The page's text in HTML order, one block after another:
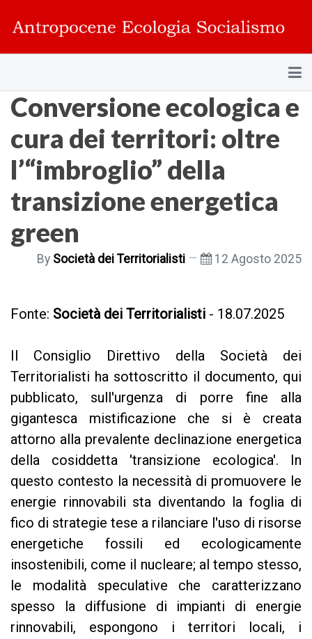
Conversione ecologica e
cura dei territori: oltre
l’“imbroglio” della
transizione energetica
green
By Società dei Territorialisti 12 Agosto 2025
Fonte: Società dei Territorialisti - 18.07.2025
Il Consiglio Direttivo della Società dei
Territorialisti ha sottoscritto il documento, qui
pubblicato, sull'urgenza di porre fine alla
gigantesca mistificazione che si è creata
attorno alla prevalente declinazione energetica
della cosiddetta 'transizione ecologica'. In
questo contesto la necessità di promuovere le
energie rinnovabili sta diventando la foglia di
fico di strategie tese a rilanciare l'uso di risorse
energetiche fossili ed ecologicamente
insostenibili, come il nucleare; al tempo stesso,
le modalità speculative che caratterizzano
spesso la diffusione di impianti di energie
rinnovabili, espongono i territori locali, i